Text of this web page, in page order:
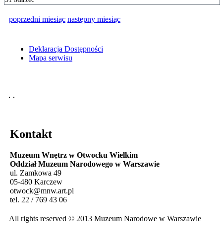
poprzedni miesiąc następny miesiąc
Deklaracja Dostępności
Mapa serwisu
Kontakt
Muzeum Wnętrz w Otwocku Wielkim
Oddział Muzeum Narodowego w Warszawie
ul. Zamkowa 49
05-480 Karczew
otwock@mnw.art.pl
tel. 22 / 769 43 06
All rights reserved © 2013 Muzeum Narodowe w Warszawie